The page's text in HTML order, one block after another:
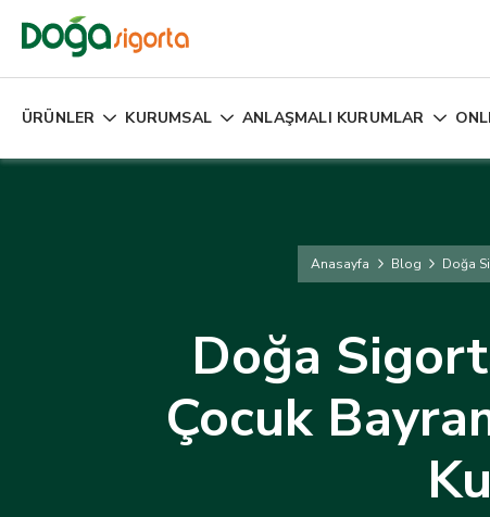
ÜRÜNLER KURUMSAL ANLAŞMALI KURUMLAR
Anasayfa Blog Doğa
Doğa
Çocuk